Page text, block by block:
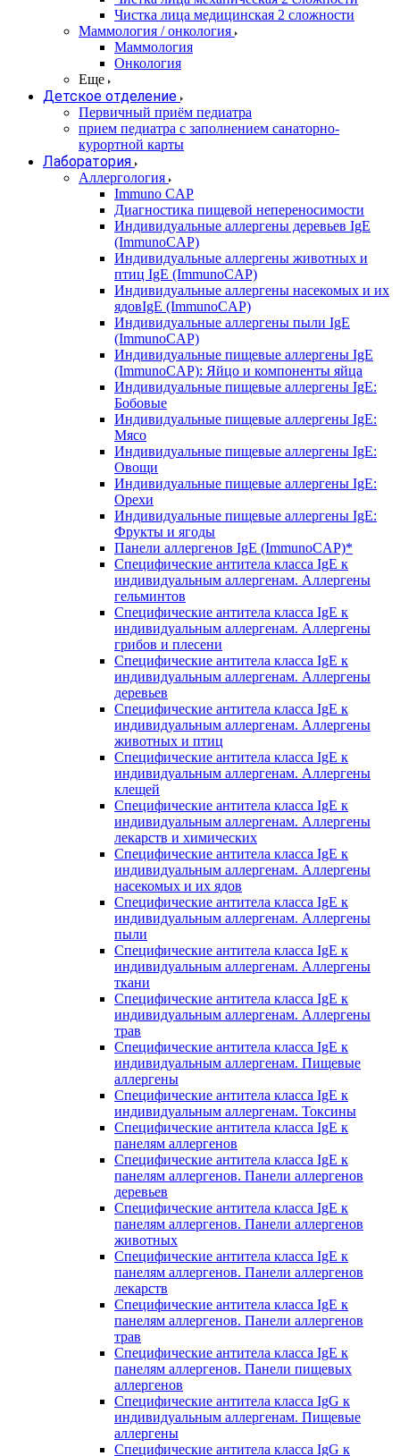
Чистка лица медицинская 2 сложности
Маммология / онкология
Маммология
Онкология
Еще
Детское отделение
Первичный приём педиатра
прием педиатра с заполнением санаторно-
курортной карты
Лаборатория
Аллергология
Immuno CAP
Диагностика пищевой непереносимости
Индивидуальные аллергены деревьев IgE
(ImmunoCAP)
Индивидуальные аллергены животных и
птиц IgE (ImmunoCAP)
Индивидуальные аллергены насекомых и их
ядовIgE (ImmunoCAP)
Индивидуальные аллергены пыли IgE
(ImmunoCAP)
Индивидуальные пищевые аллергены IgE
(ImmunoCAP): Яйцо и компоненты яйца
Индивидуальные пищевые аллергены IgE:
Бобовые
Индивидуальные пищевые аллергены IgE:
Мясо
Индивидуальные пищевые аллергены IgE:
Овощи
Индивидуальные пищевые аллергены IgE:
Орехи
Индивидуальные пищевые аллергены IgE:
Фрукты и ягоды
Панели аллергенов IgE (ImmunoCAP)*
Специфические антитела класса IgE к
индивидуальным аллергенам. Аллергены
гельминтов
Специфические антитела класса IgE к
индивидуальным аллергенам. Аллергены
грибов и плесени
Специфические антитела класса IgE к
индивидуальным аллергенам. Аллергены
деревьев
Специфические антитела класса IgE к
индивидуальным аллергенам. Аллергены
животных и птиц
Специфические антитела класса IgE к
индивидуальным аллергенам. Аллергены
клещей
Специфические антитела класса IgE к
индивидуальным аллергенам. Аллергены
лекарств и химических
Специфические антитела класса IgE к
индивидуальным аллергенам. Аллергены
насекомых и их ядов
Специфические антитела класса IgE к
индивидуальным аллергенам. Аллергены
пыли
Специфические антитела класса IgE к
индивидуальным аллергенам. Аллергены
ткани
Специфические антитела класса IgE к
индивидуальным аллергенам. Аллергены
трав
Специфические антитела класса IgE к
индивидуальным аллергенам. Пищевые
аллергены
Специфические антитела класса IgE к
индивидуальным аллергенам. Токсины
Специфические антитела класса IgE к
панелям аллергенов
Специфические антитела класса IgE к
панелям аллергенов. Панели аллергенов
деревьев
Специфические антитела класса IgE к
панелям аллергенов. Панели аллергенов
животных
Специфические антитела класса IgE к
панелям аллергенов. Панели аллергенов
лекарств
Специфические антитела класса IgE к
панелям аллергенов. Панели аллергенов
трав
Специфические антитела класса IgE к
панелям аллергенов. Панели пищевых
аллергенов
Специфические антитела класса IgG к
индивидуальным аллергенам. Пищевые
аллергены
Специфические антитела класса IgG к